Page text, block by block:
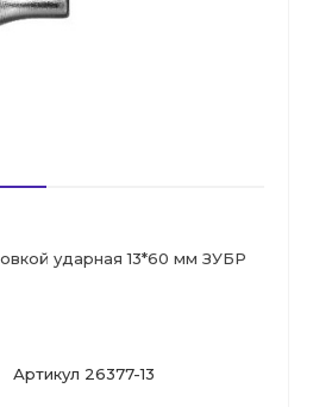
ударная 13*60 мм ЗУБР
Артикул 26377-13